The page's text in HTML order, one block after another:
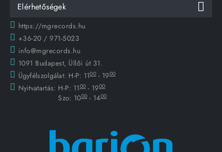
Elérhetőségek
https://mgrecords.hu
+36-20 / 971-5023
info@mgrecords.hu
1091 Budapest, Üllői út 31.
Ügyfélszolgálat: H-P: 1100 - 1900
Nyitvatartás: H-P: 1100 - 1900
Szo: 1000 - 1400